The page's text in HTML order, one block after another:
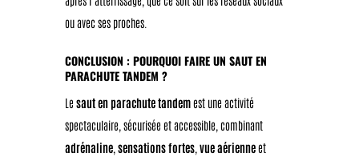
ou avec ses proches.
CONCLUSION : POURQUOI FAIRE UN SAUT EN
PARACHUTE TANDEM ?
Le saut en parachute tandemest une activité
spectaculaire, sécurisée et accessible, combinant
adrénaline, sensations fortes, vue aérienneet